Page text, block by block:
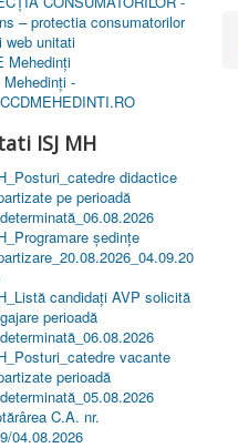
– protectia consumatorilor
web unitati
Mehedinți
-
ISJ MH
didactice
pe perioadă
ședințe
candidați AVP solicită
perioadă
vacante
perioadă
C.A. nr.
04.08.2026